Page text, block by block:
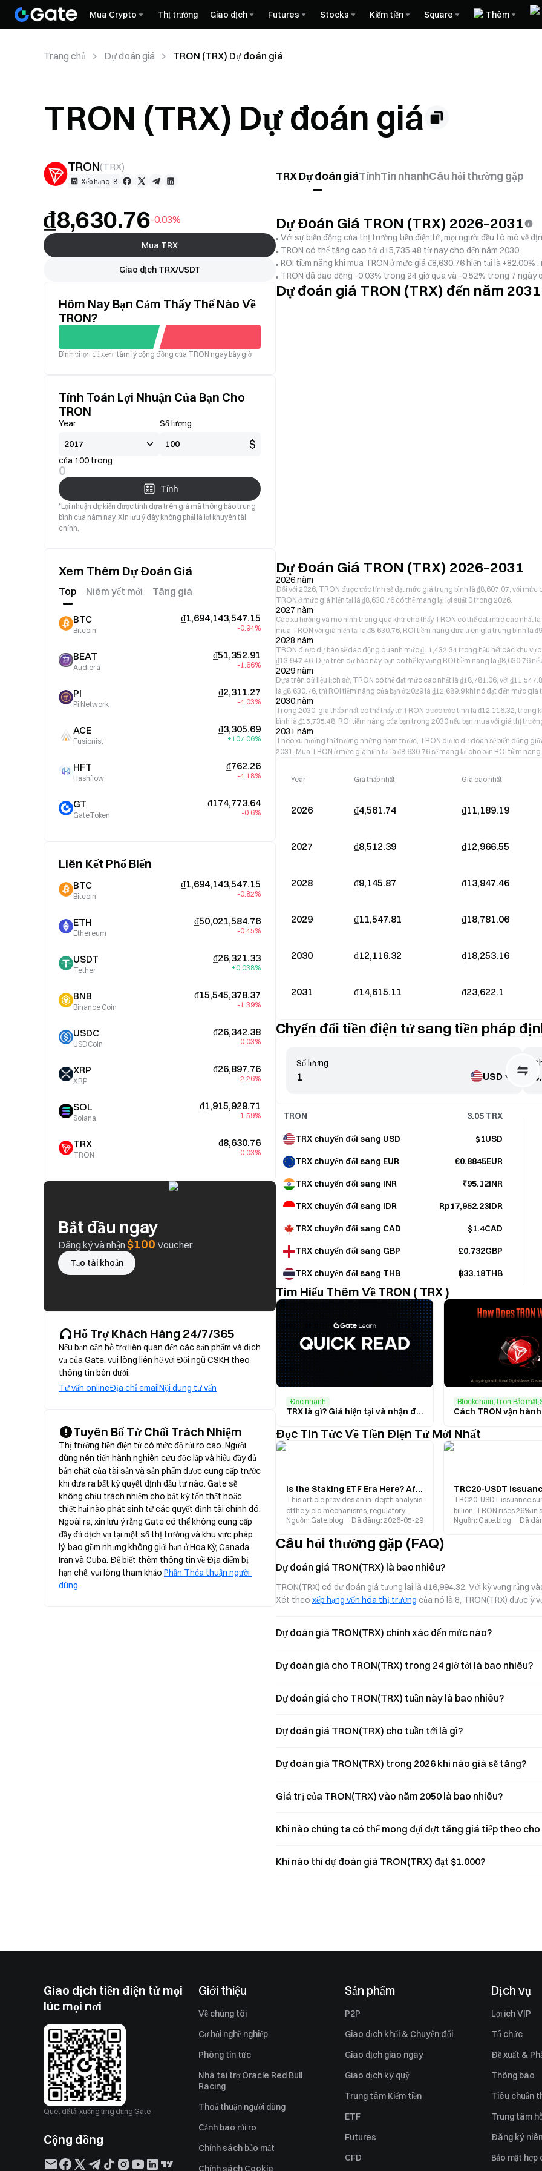
Mua Crypto Thị trường Giao dịch Futures Stocks Kiếm tiền Square Thêm
Trang chủ Dự đoán giá TRON (TRX) Dự đoán giá
TRON (TRX) Dự đoán giá
TRON(TRX)
Xếp hạng: 8 TRX Dự đoán giáTínhTin nhanhCâu hỏi thường gặp
₫8,630.76-0.03%
Mua TRX
Giao dịch TRX/USDT
Hôm Nay Bạn Cảm Thấy Thế Nào Về
TRON?
Tốt Xấu
Bình chọn để xem tâm lý cộng đồng của TRON ngay bây giờ
Tính Toán Lợi Nhuận Của Bạn Cho
TRON
Year Số lượng
$
của 100 trong
0
Tính
*Lợi nhuận dự kiến được tính dựa trên giá mã thông báo trung
bình của năm nay. Xin lưu ý đây không phải là lời khuyên tài
chính.
Xem Thêm Dự Đoán Giá
Top Niêm yết mới Tăng giá
BTC
Bitcoin
₫1,694,143,547.15
-0.94%
BEAT
Audiera
₫51,352.91
-1.66%
PI
Pi Network
₫2,311.27
-4.03%
ACE
Fusionist
₫3,305.69
+107.06%
HFT
Hashflow
₫762.26
-4.18%
GT
GateToken
₫174,773.64
-0.6%
Liên Kết Phổ Biến
BTC
Bitcoin
₫1,694,143,547.15
-0.82%
ETH
Ethereum
₫50,021,584.76
-0.45%
USDT
Tether
₫26,321.33
+0.038%
BNB
Binance Coin
₫15,545,378.37
-1.39%
USDC
USDCoin
₫26,342.38
-0.03%
XRP
XRP
₫26,897.76
-2.26%
SOL
Solana
₫1,915,929.71
-1.59%
TRX
TRON
₫8,630.76
-0.03%
Bắt đầu ngay
Đăng ký và nhận $100 Voucher
Tạo tài khoản
Hỗ Trợ Khách Hàng 24/7/365
Nếu bạn cần hỗ trợ liên quan đến các sản phẩm và dịch
vụ của Gate, vui lòng liên hệ với Đội ngũ CSKH theo
thông tin bên dưới.
Tư vấn onlineĐịa chỉ emailNội dung tư vấn
Tuyên Bố Từ Chối Trách Nhiệm
Thị trường tiền điện tử có mức độ rủi ro cao. Người
dùng nên tiến hành nghiên cứu độc lập và hiểu đầy đủ
bản chất của tài sản và sản phẩm được cung cấp trước
khi đưa ra bất kỳ quyết định đầu tư nào. Gate sẽ
không chịu trách nhiệm cho bất kỳ tổn thất hoặc
thiệt hại nào phát sinh từ các quyết định tài chính đó.
Ngoài ra, xin lưu ý rằng Gate có thể không cung cấp
đầy đủ dịch vụ tại một số thị trường và khu vực pháp
lý, bao gồm nhưng không giới hạn ở Hoa Kỳ, Canada,
Iran và Cuba. Để biết thêm thông tin về Địa điểm bị
hạn chế, vui lòng tham khảo Phần Thỏa thuận người
dùng.
Dự Đoán Giá TRON (TRX) 2026–2031
Với sự biến động của thị trường tiền điện tử, mọi người đều tò mò về
TRON có thể tăng cao tới ₫15,735.48 từ nay cho đến năm 2030.
ROI tiềm năng khi mua TRON ở mức giá ₫8,630.76 hiện tại là
TRON đã dao động -0.03% trong 24 giờ qua và -0.52% trong 7
Dự đoán giá TRON (TRX) đến năm 2031
Dự Đoán Giá TRON (TRX) 2026–2031
2026 năm
Đối với 2026, TRON được ước tính sẽ đạt mức giá trung bình là ₫8,607.07, với
TRON ở mức giá hiện tại là ₫8,630.76 có thể mang lại lợi suất 0 trong 2026.
2027 năm
Các xu hướng và mô hình trong quá khứ cho thấy TRON có thể đạt mức cao nhất
mua TRON với giá hiện tại là ₫8,630.76, ROI tiềm năng dựa trên giá trung bình là
2028 năm
TRON được dự báo sẽ dao động quanh mức ₫11,432.34 trong hầu hết các khu
₫13,947.46. Dựa trên dự báo này, bạn có thể kỳ vọng ROI tiềm năng là ₫8,630.76
2029 năm
Dựa trên dữ liệu lịch sử, TRON có thể đạt mức cao nhất là ₫18,781.06, với
là ₫8,630.76, thì ROI tiềm năng của bạn ở 2029 là ₫12,689.9 khi nó đạt đến mức
2030 năm
Trong 2030, giá thấp nhất có thể thấy từ TRON được ước tính là ₫12,116.32,
bình là ₫15,735.48, ROI tiềm năng của bạn trong 2030 nếu bạn mua với giá thị
2031 năm
Theo xu hướng thị trường những năm trước, TRON được dự đoán sẽ biến động
2031. Mua TRON ở mức giá hiện tại là ₫8,630.76 sẽ mang lại cho bạn ROI tiềm
Year Giá thấp nhất Giá cao nhất
2026 ₫4,561.74 ₫11,189.19
2027 ₫8,512.39 ₫12,966.55
2028 ₫9,145.87 ₫13,947.46
2029 ₫11,547.81 ₫18,781.06
2030 ₫12,116.32 ₫18,253.16
2031 ₫14,615.11 ₫23,622.1
Chyển đổi tiền điện tử sang tiền pháp
Số lượng
USD
TRON 3.05 TRX
TRX chuyển đổi sang USD $1USD
TRX chuyển đổi sang EUR €0.8845EUR
TRX chuyển đổi sang INR ₹95.12INR
TRX chuyển đổi sang IDR Rp17,952.23IDR
TRX chuyển đổi sang CAD $1.4CAD
TRX chuyển đổi sang GBP £0.732GBP
TRX chuyển đổi sang THB ฿33.18THB
Tìm Hiểu Thêm Về TRON ( TRX )
Đọc nhanh
TRX là gì? Giá hiện tại và nhận định đầu tư cho năm 2025
Đọc Tin Tức Về Tiền Điện Tử Mới Nhất
Is the Staking ETF Era Here? After TRX Approval, How Far Are We from Ethereum and Solana Staking ETFs?
This article provides an in-depth analysis
of the yield mechanisms, regulatory
challenges, and industry impact of
the evolution of crypto financial products.
Nguồn: Gate.blog Đã đăng:2026-05-29
TRC20-USDT issuance
billion, TRON rises 26% in
Retail investors remain
Nguồn: Gate.blog Đã
Câu hỏi thường gặp (FAQ)
Dự đoán giá TRON(TRX) là bao nhiêu?
TRON(TRX) có dự đoán giá tương lai là ₫16,994.32. Với kỳ vọng rằng
Xét theo xếp hạng vốn hóa thị trường của nó là 8, TRON(TRX) được ỳ
Dự đoán giá TRON(TRX) chính xác đến mức nào?
Dự đoán giá cho TRON(TRX) trong 24 giờ tới là bao nhiêu?
Dự đoán giá cho TRON(TRX) tuần này là bao nhiêu?
Dự đoán giá TRON(TRX) cho tuần tới là gì?
Dự đoán giá TRON(TRX) trong 2026 khi nào giá sẽ tăng?
Giá trị của TRON(TRX) vào năm 2050 là bao nhiêu?
Khi nào chúng ta có thể mong đợi đợt tăng giá tiếp theo
Khi nào thì dự đoán giá TRON(TRX) đạt $1.000?
Giao dịch tiền điện tử mọi
lúc mọi nơi
Quét để tải xuống ứng dụng Gate
Cộng đồng
Giới thiệu
Về chúng tôi
Cơ hội nghề nghiệp
Phòng tin tức
Nhà tài trợ Oracle Red Bull
Racing
Thoả thuận người dùng
Cảnh báo rủi ro
Chính sách bảo mật
Chính sách Cookie
Sản phẩm
P2P
Giao dịch khối & Chuyển đổi
Giao dịch giao ngay
Giao dịch ký quỹ
Trung tâm Kiếm tiền
ETF
Futures
CFD
Dịch vụ
Lợi ích VIP
Tổ chức
Đề xuất &
Thông báo
Tiêu chuẩn
Trung tâm
Đăng ký
Bảo mật hợp